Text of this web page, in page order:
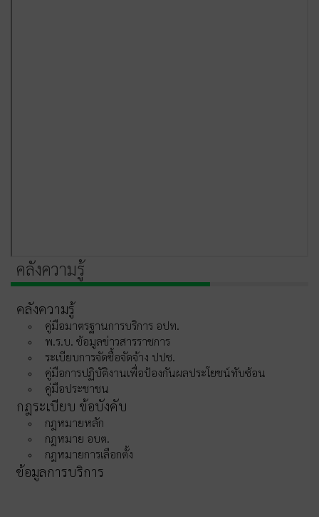
คลังความรู้
คลังความรู้
คู่มือมาตรฐานการบริการ อปท.
พ.ร.บ. ข้อมูลข่าวสารราชการ
ระเบียบการจัดซื้อจัดจ้าง ปปช.
คู่มือการปฏิบัติงานเพื่อป้องกันผลประโยชน์ทับซ้อน
คู่มือประชาชน
กฎระเบียบ ข้อบังคับ
กฎหมายหลัก
กฎหมาย อบต.
กฎหมายการเลือกตั้ง
ข้อมูลการบริการ